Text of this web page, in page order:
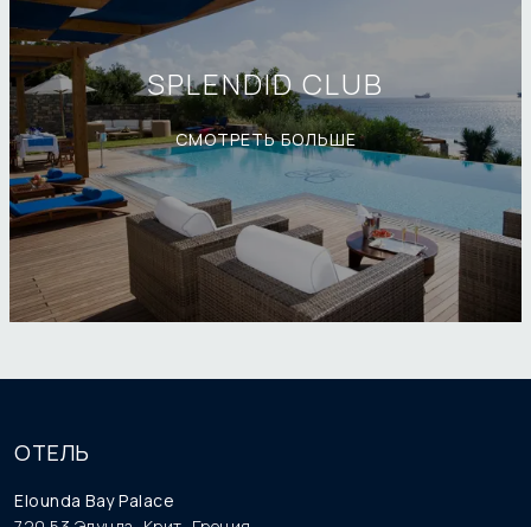
SPLENDID CLUB
СМОТРЕТЬ БОЛЬШЕ
ОТЕЛЬ
Elounda Bay Palace